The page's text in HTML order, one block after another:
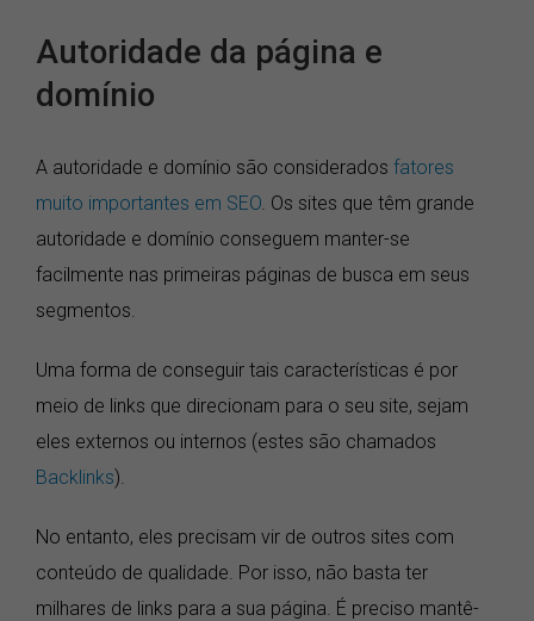
Autoridade da página e
domínio
A autoridade e domínio são considerados fatores
muito importantes em SEO . Os sites que têm grande
autoridade e domínio conseguem manter-se
facilmente nas primeiras páginas de busca em seus
segmentos.
Uma forma de conseguir tais características é por
meio de links que direcionam para o seu site, sejam
eles externos ou internos (estes são chamados
Backlinks).
No entanto, eles precisam vir de outros sites com
conteúdo de qualidade. Por isso, não basta ter
milhares de links para a sua página. É preciso mantê-